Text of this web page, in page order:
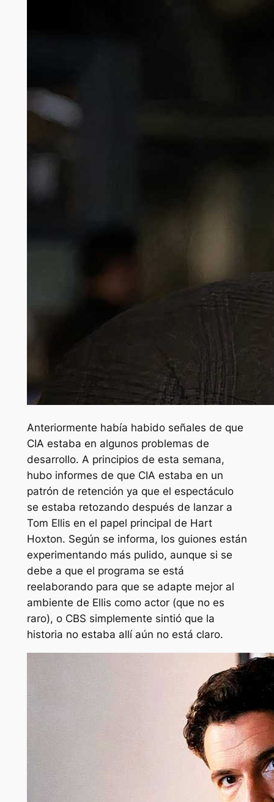
Anteriormente había habido señales de que
CIA estaba en algunos problemas de
desarrollo. A principios de esta semana,
hubo informes de que CIA estaba en un
patrón de retención ya que el espectáculo
se estaba retozando después de lanzar a
Tom Ellis en el papel principal de Hart
Hoxton. Según se informa, los guiones están
experimentando más pulido, aunque si se
debe a que el programa se está
reelaborando para que se adapte mejor al
ambiente de Ellis como actor (que no es
raro), o CBS simplemente sintió que la
historia no estaba allí aún no está claro.